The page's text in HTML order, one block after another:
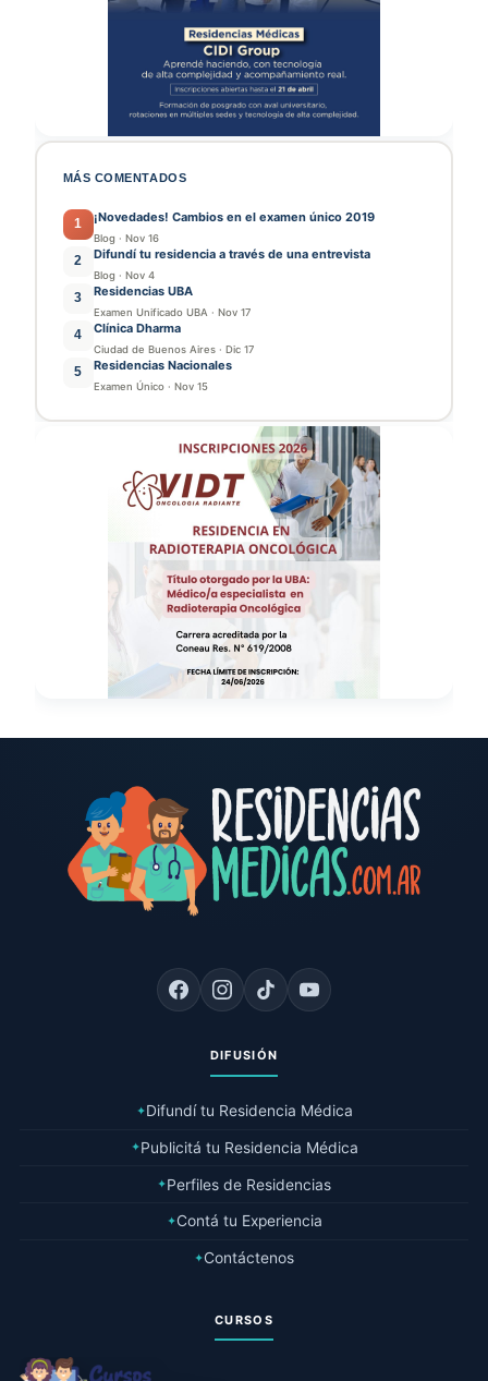
MÁS COMENTADOS
1 ¡Novedades! Cambios en el examen único 2019
Blog · Nov 16
2 Difundí tu residencia a través de una entrevista
Blog · Nov 4
3 Residencias UBA
Examen Unificado UBA · Nov 17
4 Clínica Dharma
Ciudad de Buenos Aires · Dic 17
5 Residencias Nacionales
Examen Único · Nov 15
DIFUSIÓN
✦Difundí tu Residencia Médica
✦Publicitá tu Residencia Médica
✦Perfiles de Residencias
✦Contá tu Experiencia
✦Contáctenos
CURSOS